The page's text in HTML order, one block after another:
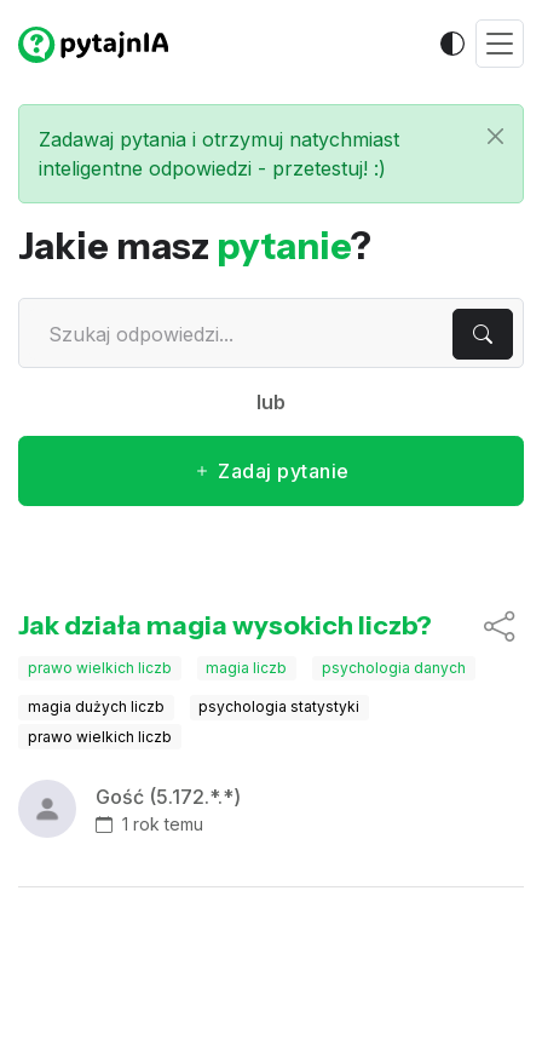
Zadawaj pytania i otrzymuj natychmiast
inteligentne odpowiedzi - przetestuj! :)
Jakie masz pytanie?
lub
Zadaj pytanie
Jak działa magia wysokich liczb?
prawo wielkich liczb magia liczb psychologia danych
magia dużych liczb
psychologia statystyki
prawo wielkich liczb
Gość (5.172.*.*)
1 rok temu